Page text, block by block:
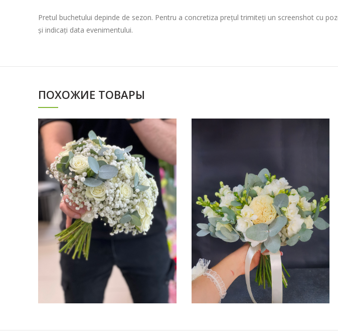
Pretul buchetului depinde de sezon. Pentru a concretiza prețul trimiteți un screenshot cu
și indicați data evenimentului.
ПОХОЖИЕ ТОВАРЫ